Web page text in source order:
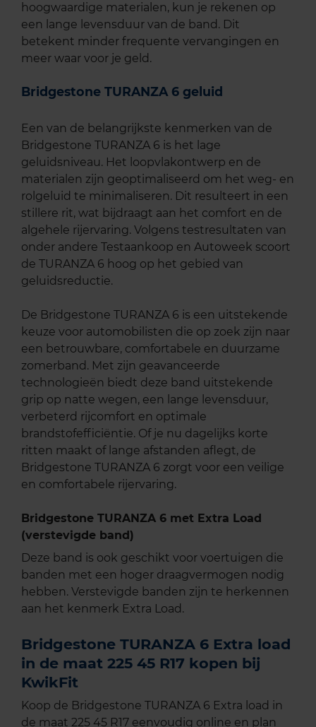
hoogwaardige materialen, kun je rekenen op
een lange levensduur van de band. Dit
betekent minder frequente vervangingen en
meer waar voor je geld.
Bridgestone TURANZA 6 geluid
Een van de belangrijkste kenmerken van de
Bridgestone TURANZA 6 is het lage
geluidsniveau. Het loopvlakontwerp en de
materialen zijn geoptimaliseerd om het weg- en
rolgeluid te minimaliseren. Dit resulteert in een
stillere rit, wat bijdraagt aan het comfort en de
algehele rijervaring. Volgens testresultaten van
onder andere Testaankoop en Autoweek scoort
de TURANZA 6 hoog op het gebied van
geluidsreductie.
De Bridgestone TURANZA 6 is een uitstekende
keuze voor automobilisten die op zoek zijn naar
een betrouwbare, comfortabele en duurzame
zomerband. Met zijn geavanceerde
technologieën biedt deze band uitstekende
grip op natte wegen, een lange levensduur,
verbeterd rijcomfort en optimale
brandstofefficiëntie. Of je nu dagelijks korte
ritten maakt of lange afstanden aflegt, de
Bridgestone TURANZA 6 zorgt voor een veilige
en comfortabele rijervaring.
Bridgestone TURANZA 6 met Extra Load
(verstevigde band)
Deze band is ook geschikt voor voertuigen die
banden met een hoger draagvermogen nodig
hebben. Verstevigde banden zijn te herkennen
aan het kenmerk Extra Load.
Bridgestone TURANZA 6 Extra load
in de maat 225 45 R17 kopen bij
KwikFit
Koop de Bridgestone TURANZA 6 Extra load in
de maat 225 45 R17 eenvoudig online en plan